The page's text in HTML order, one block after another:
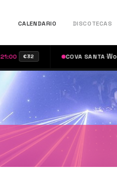
CALENDARIO DISCOTECAS
€32 COVA SANTA ·Woomoon